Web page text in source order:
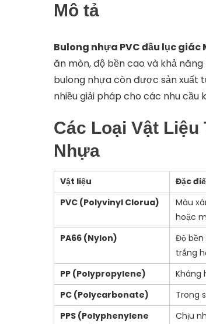
Mô tả
Bulong nhựa PVC đầu lục giác
ăn mòn, độ bền cao và khả
bulong nhựa còn được sản xuất
nhiều giải pháp cho các nhu cầu
Các Loại Vật
Nhựa
Vật liệu
Đặc
PVC (Polyvinyl Clorua)
Màu
hoặc
PA66 (Nylon)
Độ
trắng
PP (Polypropylene)
Kháng
PC (Polycarbonate)
Trong
PPS (Polyphenylene
Chịu